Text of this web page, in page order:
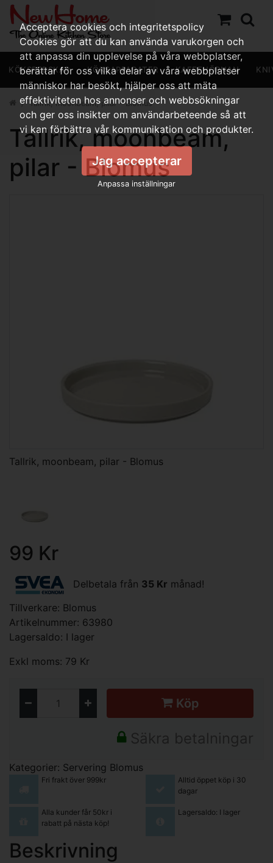
KÖKSREDSKAP KÖKSAPPARATER KAFFEHÖRNAN
Tallrik, moonbeam, pilar - Blomus
Tallrik, moonbeam,
pilar - Blomus
Tallrik, moonbeam, pilar - Blomus
99 Kr
Delbetala från 35 Kr månad!
Tillverkare: Blomus
Artikelnummer: 63980
Lagersaldo: I lager
Exkl moms: 79 Kr
Köp
Säkra betalningar
Kategorier: Servering Blomus
Fri frakt över 999kr
Alltid öppet köp i 30
dagar
Alla kunder får 50kr i
rabatt på nästa köp!
Lagersaldo: I lager
Beskrivning
Acceptera cookies och integritetspolicy
Cookies gör att du kan använda varukorgen och
att anpassa din upplevelse på våra webbplatser,
berättar för oss vilka delar av våra webbplatser
människor har besökt, hjälper oss att mäta
effektiviteten hos annonser och webbsökningar
och ger oss insikter om användarbeteende så att
vi kan förbättra vår kommunikation och produkter.
Jag accepterar
Anpassa inställningar